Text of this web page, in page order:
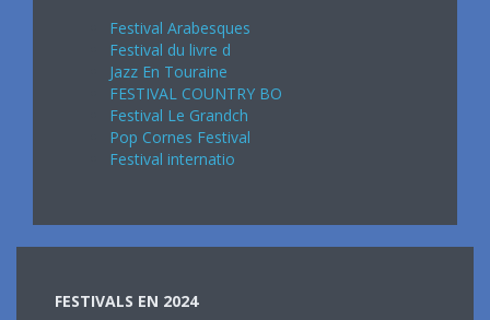
Festival Arabesques
Festival du livre d
Jazz En Touraine
FESTIVAL COUNTRY BO
Festival Le Grandch
Pop Cornes Festival
Festival internatio
FESTIVALS EN 2024